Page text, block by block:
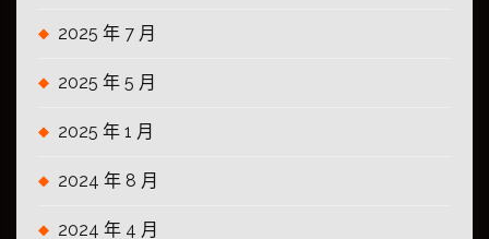
2025 年 7 月
2025 年 5 月
2025 年 1 月
2024 年 8 月
2024 年 4 月